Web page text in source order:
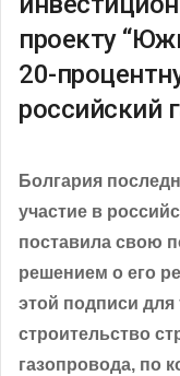
проекту
20-
российский
Болгария
участие в
поставила свою
решением о его
этой подписи для
строительство
газопровода, по